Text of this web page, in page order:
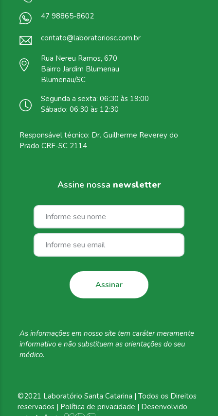
47 98865-8602
contato@laboratoriosc.com.br
Rua Nereu Ramos, 670
Bairro Jardim Blumenau
Blumenau/SC
Segunda a sexta: 06:30 às 19:00
Sábado: 06:30 às 12:30
Responsável técnico: Dr. Guilherme Reverey do
Prado CRF-SC 2114
Assine nossa newsletter
As informações em nosso site tem carátermeramente
informativo e não substituem as orientações do seu
médico.
©2021 Laboratório Santa Catarina | Todos os Direitos
reservados | Política de privacidade | Desenvolvido